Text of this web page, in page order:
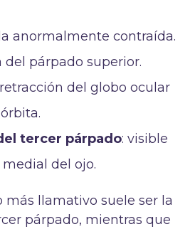
anormalmente contraída.
del párpado superior.
del globo ocular
tercer párpado: visible
del ojo.
más llamativo suele ser la
párpado, mientras que